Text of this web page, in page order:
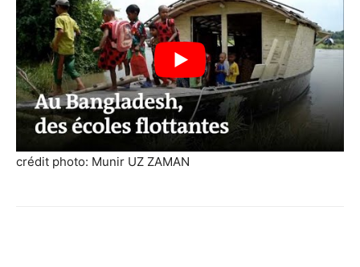
crédit photo: Munir UZ ZAMAN